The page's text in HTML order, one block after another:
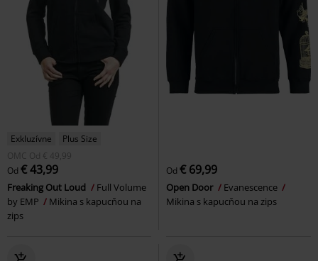
Exkluzívne
Plus Size
OMC Od € 49,99
Od € 43,99
Freaking Out Loud
Full Volume
by EMP
Mikina s kapucňou na
zips
Od € 69,99
Open Door
Evanescence
Mikina s kapucňou na zips